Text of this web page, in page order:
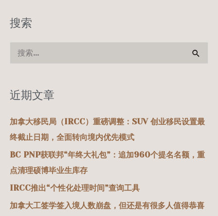
搜索
近期文章
加拿大移民局（IRCC）重磅调整：SUV 创业移民设置最
终截止日期，全面转向境内优先模式
BC PNP获联邦“年终大礼包”：追加960个提名名额，重
点清理硕博毕业生库存
IRCC推出“个性化处理时间”查询工具
加拿大工签学签入境人数崩盘，但还是有很多人值得恭喜